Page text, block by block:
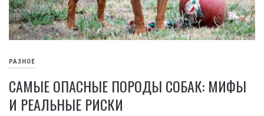
РАЗНОЕ
САМЫЕ ОПАСНЫЕ ПОРОДЫ СОБАК: МИФЫ
И РЕАЛЬНЫЕ РИСКИ